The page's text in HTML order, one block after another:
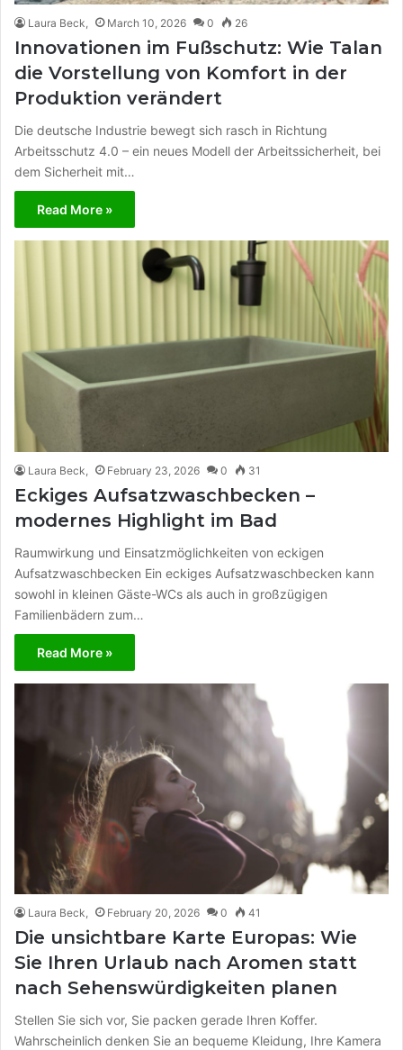
Laura Beck, March 10, 2026 0 26
Innovationen im Fußschutz: Wie Talan
die Vorstellung von Komfort in der
Produktion verändert
Die deutsche Industrie bewegt sich rasch in Richtung
Arbeitsschutz 4.0 – ein neues Modell der Arbeitssicherheit, bei
dem Sicherheit mit…
Read More »
Laura Beck, February 23, 2026 0 31
Eckiges Aufsatzwaschbecken –
modernes Highlight im Bad
Raumwirkung und Einsatzmöglichkeiten von eckigen
Aufsatzwaschbecken Ein eckiges Aufsatzwaschbecken kann
sowohl in kleinen Gäste-WCs als auch in großzügigen
Familienbädern zum…
Read More »
Laura Beck, February 20, 2026 0 41
Die unsichtbare Karte Europas: Wie
Sie Ihren Urlaub nach Aromen statt
nach Sehenswürdigkeiten planen
Stellen Sie sich vor, Sie packen gerade Ihren Koffer.
Wahrscheinlich denken Sie an bequeme Kleidung, Ihre Kamera